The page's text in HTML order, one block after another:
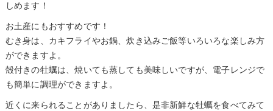
しめます！
お土産にもおすすめです！
むき身は、カキフライやお鍋、炊き込みご飯等いろいろな楽しみ方
ができますよ。
殻付きの牡蠣は、焼いても蒸しても美味しいですが、電子レンジで
も簡単に調理ができますよ。
近くに来られることがありましたら、是非新鮮な牡蠣を食べてみて